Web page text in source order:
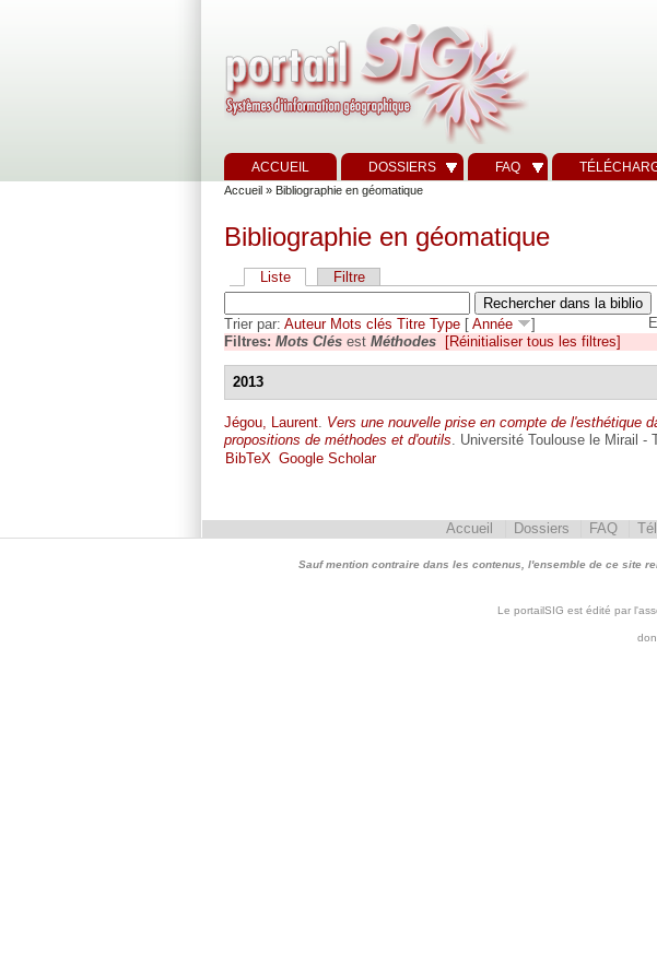
ACCUEIL DOSSIERS FAQ
Accueil » Bibliographie en géomatique
Bibliographie en géomatique
Liste Filtre
Trier par: Auteur Mots clés Titre Type [ Année
]
Filtres: Mots Clés est Méthodes [Réinitialiser tous les filtres]
2013
Jégou, Laurent Vers une nouvelle prise en compte de l'esthétique
propositions de méthodes et d'outils . Université Toulouse le Mirail -
BibTeX Google Scholar
Accueil Dossiers FAQ
Sauf mention contraire dans les contenus, l'ensemble de ce site
Le portailSIG est édité par